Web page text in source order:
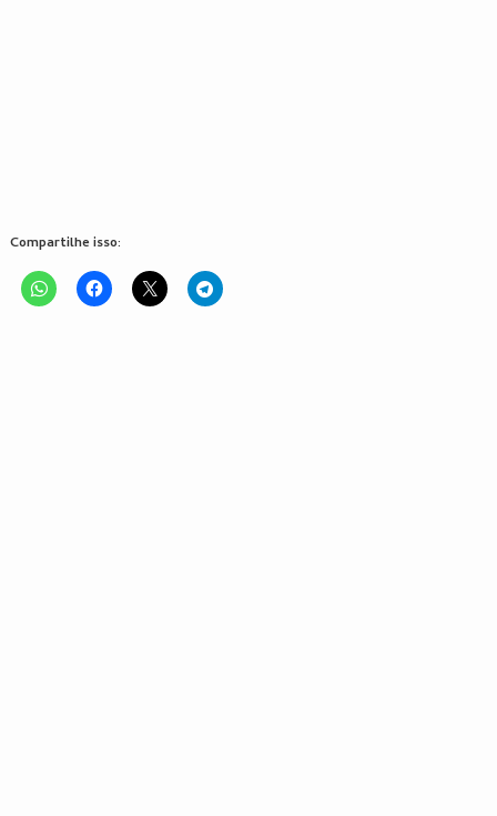
Compartilhe isso: